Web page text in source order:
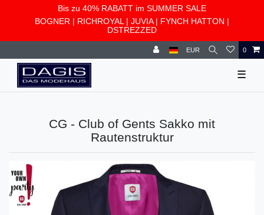
Bis zu 40% RABATT im SUMMER SALE
BOGNER | RICHROYAL | JUVIA| FYNCH HATTON |
DSTREZZED
EUR 0
☰
CG - Club of Gents Sakko mit
Rautenstruktur